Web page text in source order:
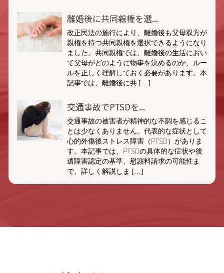
離婚後に共同親権を選...
改正民法の施行により、離婚後も父母双方が
親権を持つ共同親権を選択できるようになり
ました。共同親権では、離婚後の生活におい
て父母がどのように物事を決めるのか、ルー
ルを正しく理解しておく必要があります。本
記事では、離婚後に共 […]
交通事故でPTSDを...
交通事故の被害者が精神的な不調を感じるこ
とは少なくありません。代表的な症状として
心的外傷後ストレス障害（PTSD）がありま
す。本記事では、PTSDの具体的な症状や後
遺障害認定の基準、慰謝料請求の可能性ま
で、詳しく解説しま […]